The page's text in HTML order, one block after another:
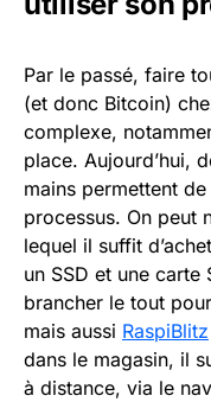
Par le passé, faire
(et donc Bitcoin)
complexe,
place. Aujourd’hui,
mains permettent
processus. On peut
lequel il suffit
un SSD et une
brancher le tout
mais aussi RaspiBlitz
dans le magasin, il
à distance, via le